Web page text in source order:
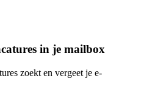
in je mailbox
zoekt en vergeet je e-